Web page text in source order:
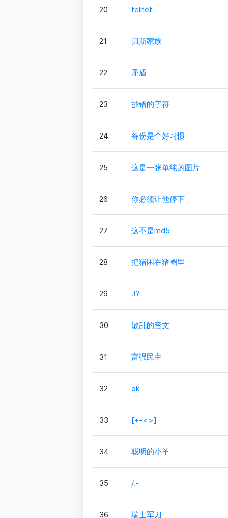
20 telnet
21 贝斯家族
22 矛盾
23 抄错的字符
24 备份是个好习惯
25 这是一张单纯的图片
26 你必须让他停下
27 这不是md5
28 把猪困在猪圈里
29 .!?
30 散乱的密文
31 富强民主
32 ok
33 [+-<>]
34 聪明的小羊
35 /.-
36 瑞士军刀